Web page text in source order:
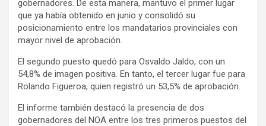
gobernadores. De esta manera, mantuvo el primer lugar
que ya había obtenido en junio y consolidó su
posicionamiento entre los mandatarios provinciales con
mayor nivel de aprobación.
El segundo puesto quedó para Osvaldo Jaldo, con un
54,8% de imagen positiva. En tanto, el tercer lugar fue para
Rolando Figueroa, quien registró un 53,5% de aprobación.
El informe también destacó la presencia de dos
gobernadores del NOA entre los tres primeros puestos del